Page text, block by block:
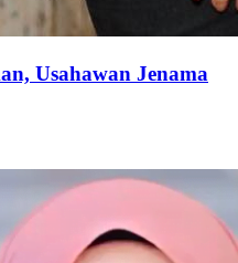
Usahawan Jenama